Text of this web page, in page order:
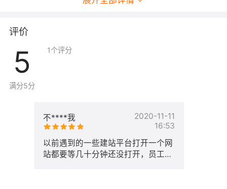
评价
5
满分5分
1个评分
不****我
2020-11-11
16:53
以前遇到的一些建站平台打开一个网
站都要等几十分钟还没打开，员工和